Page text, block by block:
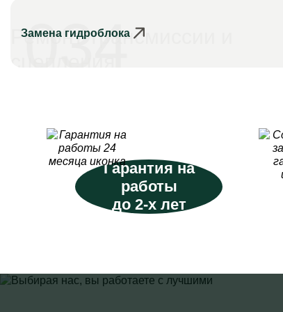
034
Ремонт трансмиссии и
сцепления
Замена гидроблока
Гарантия на
работы
до 2-х лет